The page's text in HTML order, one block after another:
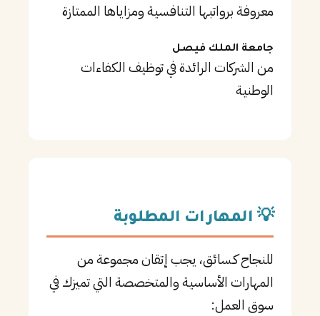
معروفة برواتبها التنافسية ومزاياها الممتازة
جامعة الملك فيصل
من الشركات الرائدة في توظيف الكفاءات
الوطنية
💡 المهارات المطلوبة
للنجاح كـسائق، يجب إتقان مجموعة من
المهارات الأساسية والمتخصصة التي تميزك في
سوق العمل: